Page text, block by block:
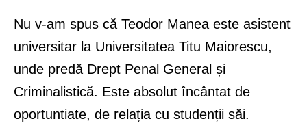
Nu v-am spus că Teodor Manea este asistent
universitar la Universitatea Titu Maiorescu,
unde predă Drept Penal General și
Criminalistică. Este absolut încântat de
oportuntiate, de relația cu studenții săi.